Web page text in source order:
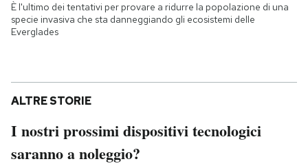
È l'ultimo dei tentativi per provare a ridurre la popolazione di una
specie invasiva che sta danneggiando gli ecosistemi delle
Everglades
ALTRE STORIE
I nostri prossimi dispositivi tecnologici
saranno a noleggio?